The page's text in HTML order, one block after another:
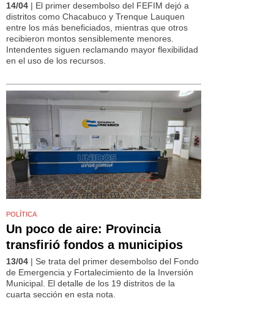
14/04 | El primer desembolso del FEFIM dejó a
distritos como Chacabuco y Trenque Lauquen
entre los más beneficiados, mientras que otros
recibieron montos sensiblemente menores.
Intendentes siguen reclamando mayor flexibilidad
en el uso de los recursos.
POLÍTICA
Un poco de aire: Provincia
transfirió fondos a municipios
13/04 | Se trata del primer desembolso del Fondo
de Emergencia y Fortalecimiento de la Inversión
Municipal. El detalle de los 19 distritos de la
cuarta sección en esta nota.